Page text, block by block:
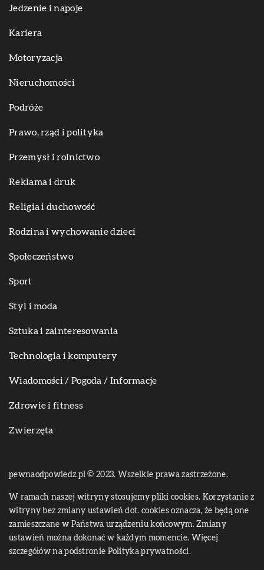
Jedzenie i napoje
Kariera
Motoryzacja
Nieruchomości
Podróże
Prawo, rząd i polityka
Przemysł i rolnictwo
Reklama i druk
Religia i duchowość
Rodzina i wychowanie dzieci
Społeczeństwo
Sport
Styl i moda
Sztuka i zainteresowania
Technologia i komputery
Wiadomości / Pogoda / Informacje
Zdrowie i fitness
Zwierzęta
pewnaodpowiedz.pl © 2023. Wszelkie prawa zastrzeżone.
W ramach naszej witryny stosujemy pliki cookies. Korzystanie z
witryny bez zmiany ustawień dot. cookies oznacza, że będą one
zamieszczane w Państwa urządzeniu końcowym. Zmiany
ustawień można dokonać w każdym momencie. Więcej
szczegółów na podstronie Polityka prywatności.